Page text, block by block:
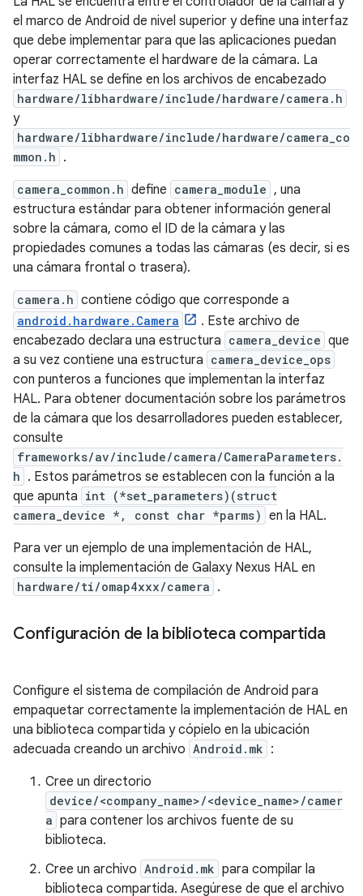
el marco de Android de nivel superior y define una interfaz
que debe implementar para que las aplicaciones puedan
operar correctamente el hardware de la cámara. La
interfaz HAL se define en los archivos de encabezado
hardware/libhardware/include/hardware/camera.h
y
hardware/libhardware/include/hardware/camera_co
mmon.h .
camera_common.h define camera_module , una
estructura estándar para obtener información general
sobre la cámara, como el ID de la cámara y las
propiedades comunes a todas las cámaras (es decir, si es
una cámara frontal o trasera).
camera.h contiene código que corresponde a
android.hardware.Camera
. Este archivo de
encabezado declara una estructura camera_device que
a su vez contiene una estructura camera_device_ops
con punteros a funciones que implementan la interfaz
HAL. Para obtener documentación sobre los parámetros
de la cámara que los desarrolladores pueden establecer,
consulte
frameworks/av/include/camera/CameraParameters.
h . Estos parámetros se establecen con la función a la
que apunta int (*set_parameters)(struct
camera_device *, const char *parms) en la HAL.
Para ver un ejemplo de una implementación de HAL,
consulte la implementación de Galaxy Nexus HAL en
hardware/ti/omap4xxx/camera .
Configuración de la biblioteca compartida
Configure el sistema de compilación de Android para
empaquetar correctamente la implementación de HAL en
una biblioteca compartida y cópielo en la ubicación
adecuada creando un archivo Android.mk :
Cree un directorio
device/<company_name>/<device_name>/camer
a para contener los archivos fuente de su
biblioteca.
Cree un archivo Android.mk para compilar la
biblioteca compartida. Asegúrese de que el archivo